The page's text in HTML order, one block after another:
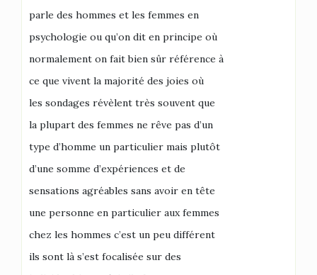
parle des hommes et les femmes en
psychologie ou qu’on dit en principe où
normalement on fait bien sûr référence à
ce que vivent la majorité des joies où
les sondages révèlent très souvent que
la plupart des femmes ne rêve pas d’un
type d’homme un particulier mais plutôt
d’une somme d’expériences et de
sensations agréables sans avoir en tête
une personne en particulier aux femmes
chez les hommes c’est un peu différent
ils sont là s’est focalisée sur des